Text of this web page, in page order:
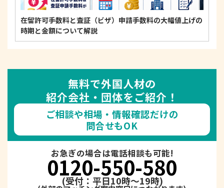
在留許可手数料と査証（ビザ）申請手数料の大幅値上げの
時期と金額について解説
無料で外国人材の
紹介会社・団体をご紹介！
ご相談や相場・情報確認だけの
問合せもOK
お急ぎの場合は電話相談も可能!
0120-550-580
(受付：平日10時～19時)